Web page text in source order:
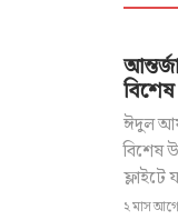
বিশেষ
ঈদুল
বিশেষ
ফ্লাইটে
২ মাস আগে